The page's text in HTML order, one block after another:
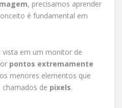
, precisamos aprender
é fundamental em
em um monitor de
pontos extremamente
menores elementos que
de pixels.